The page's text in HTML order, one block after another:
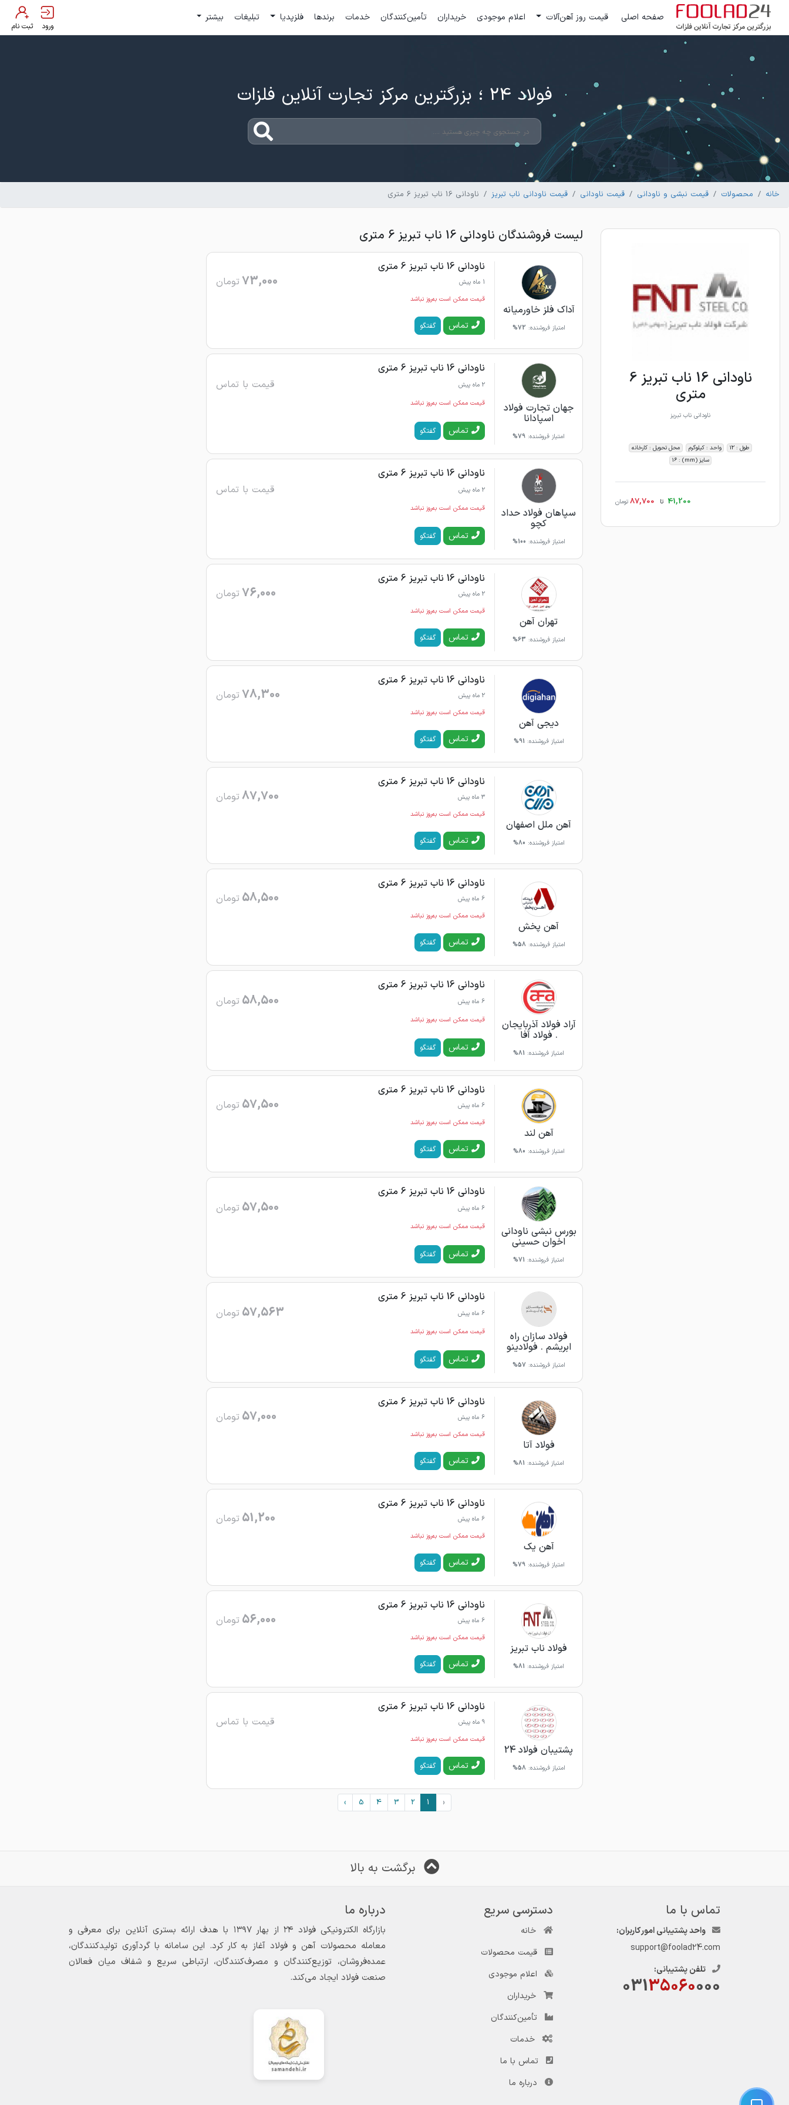
صفحه اصلی قیمت روز آهن‌آلات اعلام موجودی خریداران تأمین‌کنندگان خدمات برندها فلزپدیا تبلیغات بیشتر
ورود ثبت نام
فولاد 24 ؛ بزرگترین مرکز تجارت آنلاین فلزات
خانه محصولات قیمت نبشی و ناودانی قیمت ناودانی قیمت ناودانی ناب تبریز ناودانی 16 ناب تبریز 6 متری
ناودانی 16 ناب تبریز 6
متری
ناودانی ناب تبریز
طول : 12 واحد : کیلوگرم
محل تحویل : کارخانه
سایز (mm) : 16
41,200 تا 87,700 تومان
لیست فروشندگان ناودانی 16 ناب تبریز 6 متری
آداک فلز خاورمیانه
امتیاز فروشنده: 72%
ناودانی 16 ناب تبریز 6 متری
1 ماه پیش 73,000 تومان
قیمت ممکن است به‌روز نباشد
تماس گفتگو
جهان تجارت فولاد
اسپادانا
امتیاز فروشنده: 79%
ناودانی 16 ناب تبریز 6 متری
2 ماه پیش قیمت با تماس
قیمت ممکن است به‌روز نباشد
تماس گفتگو
سپاهان فولاد حداد
کچو
امتیاز فروشنده: 100%
ناودانی 16 ناب تبریز 6 متری
2 ماه پیش قیمت با تماس
قیمت ممکن است به‌روز نباشد
تماس گفتگو
تهران آهن
امتیاز فروشنده: 63%
ناودانی 16 ناب تبریز 6 متری
2 ماه پیش 76,000 تومان
قیمت ممکن است به‌روز نباشد
تماس گفتگو
دیجی آهن
امتیاز فروشنده: 91%
ناودانی 16 ناب تبریز 6 متری
2 ماه پیش 78,300 تومان
قیمت ممکن است به‌روز نباشد
تماس گفتگو
آهن ملل اصفهان
امتیاز فروشنده: 80%
ناودانی 16 ناب تبریز 6 متری
3 ماه پیش 87,700 تومان
قیمت ممکن است به‌روز نباشد
تماس گفتگو
آهن پخش
امتیاز فروشنده: 58%
ناودانی 16 ناب تبریز 6 متری
6 ماه پیش 58,500 تومان
قیمت ممکن است به‌روز نباشد
تماس گفتگو
آراد فولاد آذربایجان
. فولاد آفا
امتیاز فروشنده: 81%
ناودانی 16 ناب تبریز 6 متری
6 ماه پیش 58,500 تومان
قیمت ممکن است به‌روز نباشد
تماس گفتگو
آهن لند
امتیاز فروشنده: 80%
ناودانی 16 ناب تبریز 6 متری
6 ماه پیش 57,500 تومان
قیمت ممکن است به‌روز نباشد
تماس گفتگو
بورس نبشی ناودانی
اخوان حسینی
امتیاز فروشنده: 71%
ناودانی 16 ناب تبریز 6 متری
6 ماه پیش 57,500 تومان
قیمت ممکن است به‌روز نباشد
تماس گفتگو
فولاد سازان راه
ابریشم . فولادینو
امتیاز فروشنده: 57%
ناودانی 16 ناب تبریز 6 متری
6 ماه پیش 57,563 تومان
قیمت ممکن است به‌روز نباشد
تماس گفتگو
فولاد آتا
امتیاز فروشنده: 81%
ناودانی 16 ناب تبریز 6 متری
6 ماه پیش 57,000 تومان
قیمت ممکن است به‌روز نباشد
تماس گفتگو
آهن یک
امتیاز فروشنده: 79%
ناودانی 16 ناب تبریز 6 متری
6 ماه پیش 51,200 تومان
قیمت ممکن است به‌روز نباشد
تماس گفتگو
فولاد ناب تبریز
امتیاز فروشنده: 81%
ناودانی 16 ناب تبریز 6 متری
6 ماه پیش 56,000 تومان
قیمت ممکن است به‌روز نباشد
تماس گفتگو
پشتیبان فولاد 24
امتیاز فروشنده: 58%
ناودانی 16 ناب تبریز 6 متری
9 ماه پیش قیمت با تماس
قیمت ممکن است به‌روز نباشد
تماس گفتگو
‹
1
2
3
4
5
›
برگشت به بالا
تماس با ما
واحد پشتیبانی امور کاربران:
support@foolad24.com
تلفن پشتیبانی:
03135060000
دسترسی سریع
خانه
قیمت محصولات
اعلام موجودی
خریداران
تأمین‌کنندگان
خدمات
تماس با ما
درباره ما
درباره ما
بازارگاه الکترونیکی فولاد ۲۴ از بهار ۱۳۹۷ با هدف ارائه بستری آنلاین برای معرفی و
معامله محصولات آهن و فولاد آغاز به کار کرد. این سامانه با گردآوری تولیدکنندگان،
عمده‌فروشان، توزیع‌کنندگان و مصرف‌کنندگان، ارتباطی سریع و شفاف میان فعالان
صنعت فولاد ایجاد می‌کند.